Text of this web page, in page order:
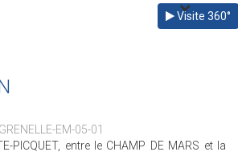
Visite 360°
EM-05-01
PICQUET, entre le CHAMP DE MARS et la